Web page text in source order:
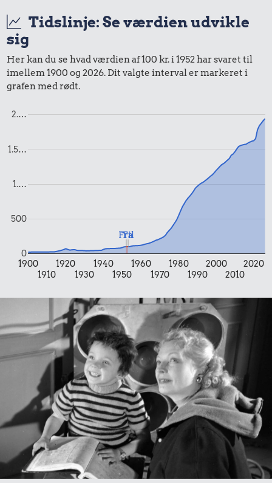
0,52 kr.
10 liter benzin
0,94 kr.
Franskbrød
17 kr.
Togbillet,
Aarhus-
København
Pilsner
13 kr.
1,47 kr.
Tidslinje: Se værdien udvikle
sig
Her kan du se hvad værdien af 100 kr. i 1952 har svaret til
imellem 1900 og 2026. Dit valgte interval er markeret i
grafen med rødt.
1900
1910
1920
1930
1940
1950
1960
1970
1980
1990
2000
2010
2020
0
500
1.…
1.5…
2.…
Fra
Til